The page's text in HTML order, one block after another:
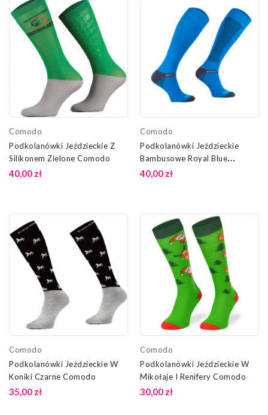
Comodo
Podkolanówki Jeździeckie Z
Silikonem Zielone Comodo
40,00 zł
Comodo
Podkolanówki Jeździeckie
Bambusowe Royal Blue
Comodo
40,00 zł
Comodo
Podkolanówki Jeździeckie W
Koniki Czarne Comodo
35,00 zł
Comodo
Podkolanówki Jeździeckie W
Mikołaje I Renifery Comodo
30,00 zł